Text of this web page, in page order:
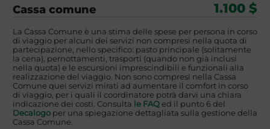
Cassa comune 1.100 $
La Cassa Comune è una stima delle spese per persona in corso
di viaggio per alcuni dei servizi non compresi nella quota di
partecipazione, nello specifico: pasto principale (solitamente
la cena), pernottamenti, trasporti (quando non già inclusi
nella quota) e le escursioni imprescindibili e funzionali alla
realizzazione del viaggio. Non sono compresi nella Cassa
Comune quei servizi mirati ad aumentare il comfort in corso
di viaggio, per i quali il coordinatore potrà darvi una chiara
indicazione dei costi. Consulta le FAQed il punto 6 del
Decalogoper una spiegazione dettagliata sulla gestione della
Cassa Comune.